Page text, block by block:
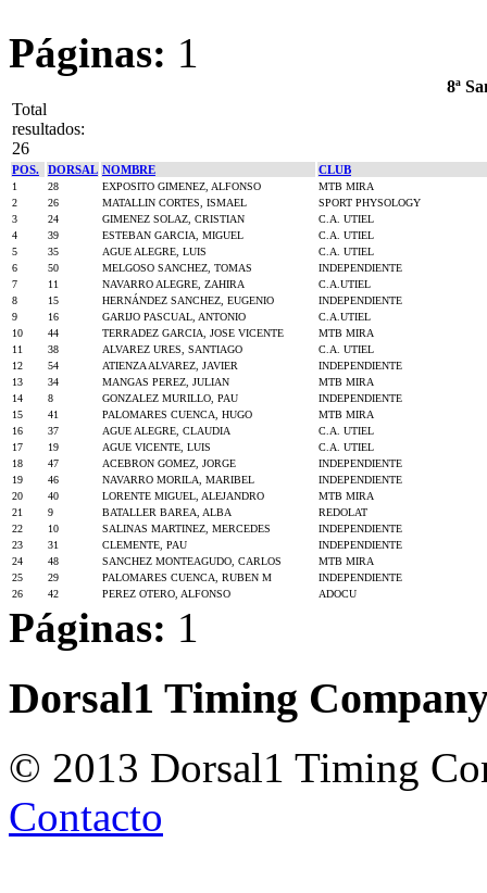
Páginas: 1
8ª
Total
resultados:
26
POS. DORSAL NOMBRE CLUB
1 28 EXPOSITO GIMENEZ, ALFONSO
MTB MIRA
2
26 MATALLIN CORTES, ISMAEL
SPORT PHYSOLOGY
3
24 GIMENEZ SOLAZ, CRISTIAN
C.A. UTIEL
4
39 ESTEBAN GARCIA, MIGUEL
C.A. UTIEL
5
35 AGUE ALEGRE, LUIS
C.A. UTIEL
6
50 MELGOSO SANCHEZ, TOMAS
INDEPENDIENTE
7
11 NAVARRO ALEGRE, ZAHIRA
C.A.UTIEL
8
15 HERNÁNDEZ SANCHEZ, EUGENIO
INDEPENDIENTE
9
16 GARIJO PASCUAL, ANTONIO
C.A.UTIEL
10
44 TERRADEZ GARCIA, JOSE VICENTE
MTB MIRA
11
38 ALVAREZ URES, SANTIAGO
C.A. UTIEL
12
54 ATIENZA ALVAREZ, JAVIER
INDEPENDIENTE
13
34 MANGAS PEREZ, JULIAN
MTB MIRA
14
8 GONZALEZ MURILLO, PAU
INDEPENDIENTE
15
41 PALOMARES CUENCA, HUGO
MTB MIRA
16
37 AGUE ALEGRE, CLAUDIA
C.A. UTIEL
17
19 AGUE VICENTE, LUIS
C.A. UTIEL
18
47 ACEBRON GOMEZ, JORGE
INDEPENDIENTE
19
46 NAVARRO MORILA, MARIBEL
INDEPENDIENTE
20
40 LORENTE MIGUEL, ALEJANDRO
MTB MIRA
21
9 BATALLER BAREA, ALBA
REDOLAT
22
10 SALINAS MARTINEZ, MERCEDES
INDEPENDIENTE
23
31 CLEMENTE, PAU
INDEPENDIENTE
24
48 SANCHEZ MONTEAGUDO, CARLOS
MTB MIRA
25
29 PALOMARES CUENCA, RUBEN M
INDEPENDIENTE
26
42 PEREZ OTERO, ALFONSO ADOCU
Páginas: 1
Dorsal1 Timing
© 2013 Dorsal1 Timing
Contacto